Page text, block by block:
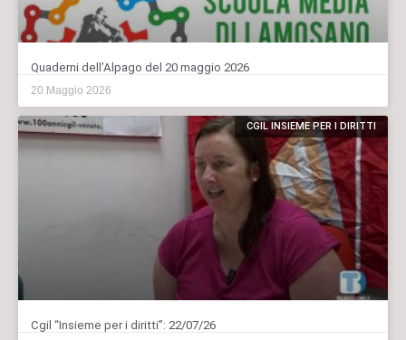
Quaderni dell’Alpago del 20 maggio 2026
20 Maggio 2026
CGIL INSIEME PER I DIRITTI
Cgil “Insieme per i diritti”: 22/07/26